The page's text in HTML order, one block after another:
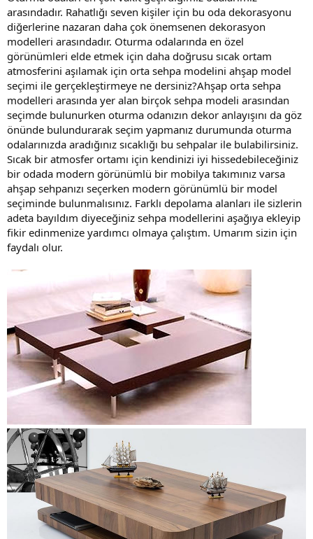
a
t
a
n
r
i
h
i
arasındadır. Rahatlığı seven kişiler için bu oda dekorasyonu
diğerlerine nazaran daha çok önemsenen dekorasyon
modelleri arasındadır. Oturma odalarında en özel
görünümleri elde etmek için daha doğrusu sıcak ortam
atmosferini aşılamak için orta sehpa modelini ahşap model
seçimi ile gerçekleştirmeye ne dersiniz?Ahşap orta sehpa
modelleri arasında yer alan birçok sehpa modeli arasından
seçimde bulunurken oturma odanızın dekor anlayışını da göz
önünde bulundurarak seçim yapmanız durumunda oturma
odalarınızda aradığınız sıcaklığı bu sehpalar ile bulabilirsiniz.
Sıcak bir atmosfer ortamı için kendinizi iyi hissedebileceğiniz
bir odada modern görünümlü bir mobilya takımınız varsa
ahşap sehpanızı seçerken modern görünümlü bir model
seçiminde bulunmalısınız. Farklı depolama alanları ile sizlerin
adeta bayıldım diyeceğiniz sehpa modellerini aşağıya ekleyip
fikir edinmenize yardımcı olmaya çalıştım. Umarım sizin için
faydalı olur.